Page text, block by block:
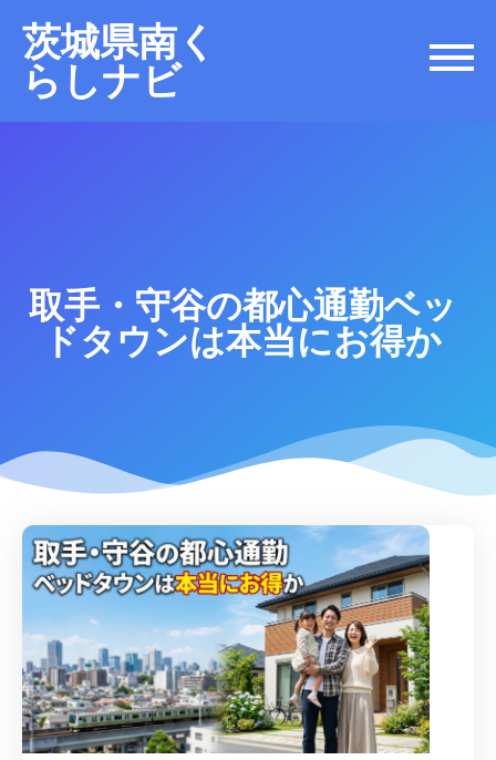
茨城県南く
らしナビ
取手・守谷の都心通勤ベッ
ドタウンは本当にお得か